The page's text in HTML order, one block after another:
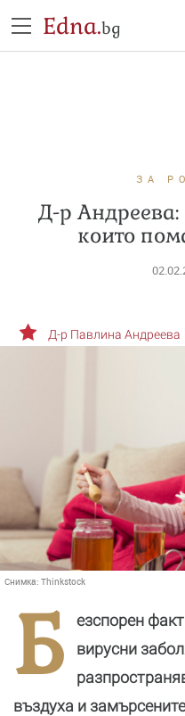
Edna.bg
ЗА
Д-р
които
Снимка: Thinkstock
Д-р Павлина Андреева
Б
езспорен
вирусни
въздуха и